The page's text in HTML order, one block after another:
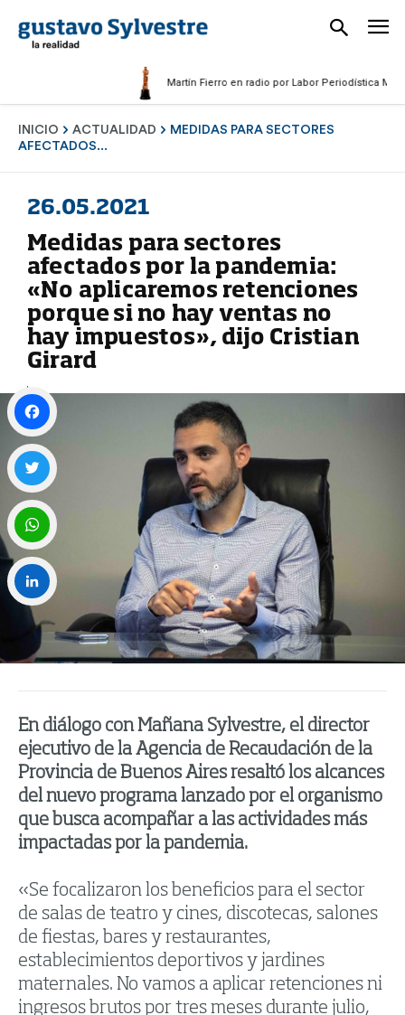
Martín Fierro en radio por Labor Periodística Masculina
INICIO ACTUALIDAD
MEDIDAS PARA SECTORES
AFECTADOS...
26.05.2021
Medidas para sectores
afectados por la pandemia:
«No aplicaremos retenciones
porque si no hay ventas no
hay impuestos», dijo Cristian
Girard
En diálogo con Mañana Sylvestre, el director
ejecutivo de la Agencia de Recaudación de la
Provincia de Buenos Aires resaltó los alcances
del nuevo programa lanzado por el organismo
que busca acompañar a las actividades más
impactadas por la pandemia.
«Se focalizaron los beneficios para el sector
de salas de teatro y cines, discotecas, salones
de fiestas, bares y restaurantes,
establecimientos deportivos y jardines
maternales. No vamos a aplicar retenciones ni
ingresos brutos por tres meses durante julio,
Facebook
Twitter
WhatsApp
LinkedIn